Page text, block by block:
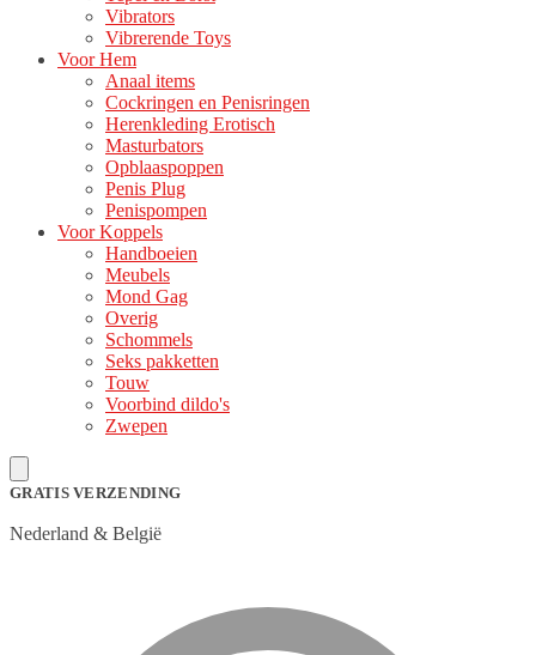
Vibrators
Vibrerende Toys
Voor Hem
Anaal items
Cockringen en Penisringen
Herenkleding Erotisch
Masturbators
Opblaaspoppen
Penis Plug
Penispompen
Voor Koppels
Handboeien
Meubels
Mond Gag
Overig
Schommels
Seks pakketten
Touw
Voorbind dildo's
Zwepen
GRATIS VERZENDING
Nederland & België